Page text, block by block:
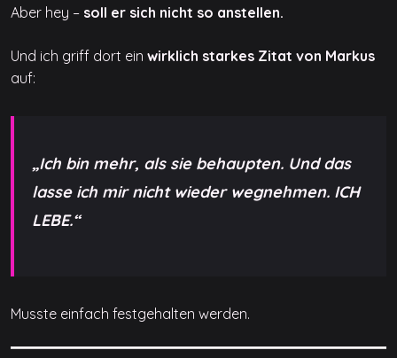
Aber hey – soll er sich nicht so anstellen.
Und ich griff dort ein wirklich starkes Zitat von Markus
auf:
„Ich bin mehr, als sie behaupten. Und das
lasse ich mir nicht wieder wegnehmen. ICH
LEBE.“
Musste einfach festgehalten werden.